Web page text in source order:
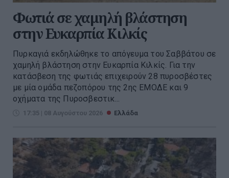
Φωτιά σε χαμηλή βλάστηση
στην Ευκαρπία Κιλκίς
Πυρκαγιά εκδηλώθηκε το απόγευμα του Σαββάτου σε
χαμηλή βλάστηση στην Ευκαρπία Κιλκίς. Για την
κατάσβεση της φωτιάς επιχειρούν 28 πυροσβέστες
με μία ομάδα πεζοπόρου της 2ης ΕΜΟΔΕ και 9
οχήματα της Πυροσβεστικ...
17:35 | 08 Αυγούστου 2026 Ελλάδα